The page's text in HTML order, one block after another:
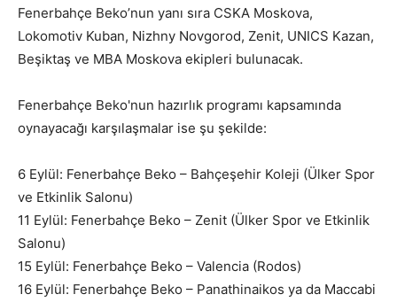
Fenerbahçe Beko’nun yanı sıra CSKA Moskova,
Lokomotiv Kuban, Nizhny Novgorod, Zenit, UNICS Kazan,
Beşiktaş ve MBA Moskova ekipleri bulunacak.
Fenerbahçe Beko'nun hazırlık programı kapsamında
oynayacağı karşılaşmalar ise şu şekilde:
6 Eylül: Fenerbahçe Beko – Bahçeşehir Koleji (Ülker Spor
ve Etkinlik Salonu)
11 Eylül: Fenerbahçe Beko – Zenit (Ülker Spor ve Etkinlik
Salonu)
15 Eylül: Fenerbahçe Beko – Valencia (Rodos)
16 Eylül: Fenerbahçe Beko – Panathinaikos ya da Maccabi